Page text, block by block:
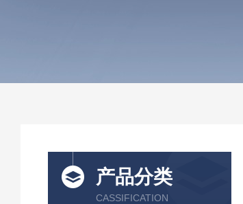
产品分类
CASSIFICATION